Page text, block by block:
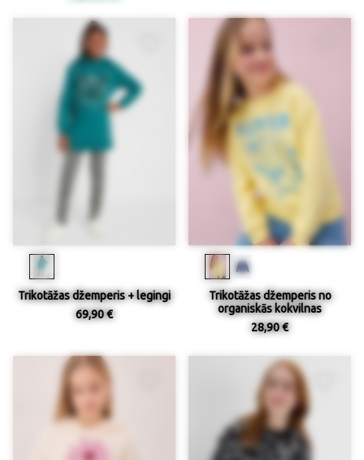
Trikotāžas džemperis + legingi
69,90 €
Trikotāžas džemperis no
organiskās kokvilnas
28,90 €